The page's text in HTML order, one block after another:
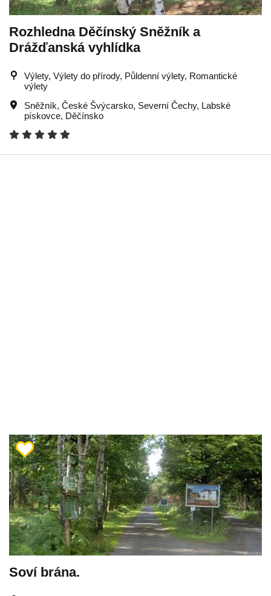
Rozhledna Děčínský Sněžník a
Drážďanská vyhlídka
Výlety, Výlety do přírody, Půldenní výlety, Romantické
výlety
Sněžník, České Švýcarsko, Severní Čechy, Labské
pískovce, Děčínsko
Soví brána.